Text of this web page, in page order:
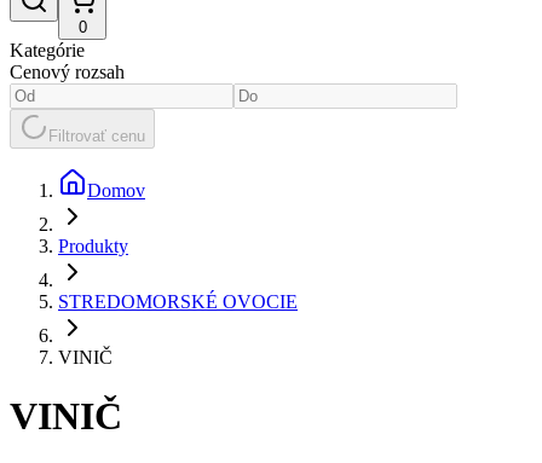
0
Kategórie
Cenový rozsah
Filtrovať cenu
Domov
Produkty
STREDOMORSKÉ OVOCIE
VINIČ
VINIČ